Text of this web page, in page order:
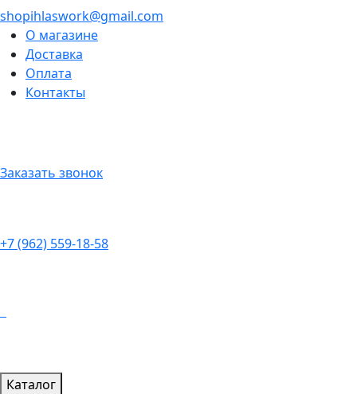
shopihlaswork@gmail.com
О магазине
Доставка
Оплата
Контакты
Заказать звонок
+7 (962) 559-18-58
Каталог